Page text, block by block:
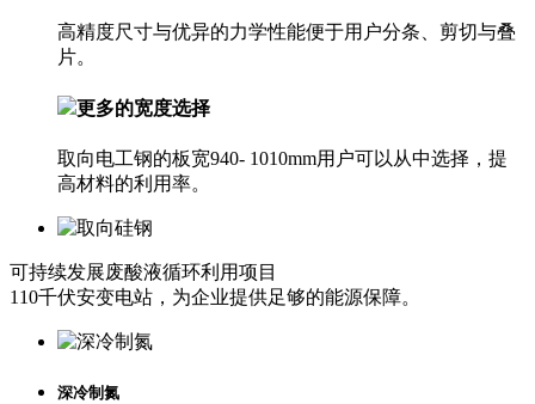
高精度尺寸与优异的力学性能便于用户分条、剪切与叠
片。
更多的宽度选择
取向电工钢的板宽940- 1010mm用户可以从中选择，提
高材料的利用率。
可持续发展废酸液循环利用项目
110千伏安变电站，为企业提供足够的能源保障。
深冷制氮